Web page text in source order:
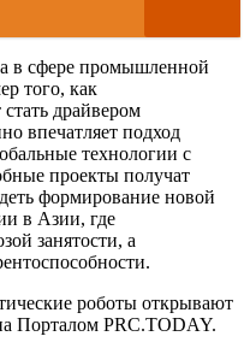
в сфере промышленной
того, как
драйвером
впечатляет подход
технологии с
проекты получат
формирование новой
в Азии, где
занятости, а
роботы открывают
Порталом PRC.TODAY.